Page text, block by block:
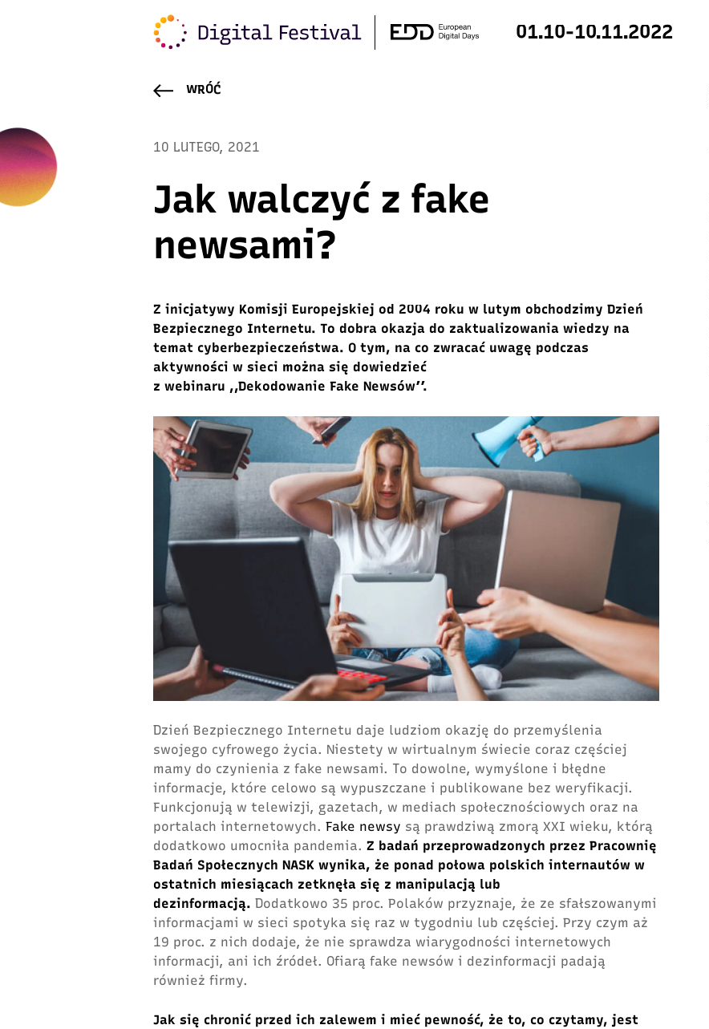
01.10-10.11.2022
WRÓĆ
10 LUTEGO, 2021
Jak walczyć z fake
newsami?
Z inicjatywy Komisji Europejskiej od 2004 roku w lutym obchodzimy Dzień
Bezpiecznego Internetu. To dobra okazja do zaktualizowania wiedzy na
temat cyberbezpieczeństwa. O tym, na co zwracać uwagę podczas
aktywności w sieci można się dowiedzieć
z webinaru ,,Dekodowanie Fake Newsów’’.
Dzień Bezpiecznego Internetu daje ludziom okazję do przemyślenia
swojego cyfrowego życia. Niestety w wirtualnym świecie coraz częściej
mamy do czynienia z fake newsami. To dowolne, wymyślone i błędne
informacje, które celowo są wypuszczane i publikowane bez weryfikacji.
Funkcjonują w telewizji, gazetach, w mediach społecznościowych oraz na
portalach internetowych. Fake newsy są prawdziwą zmorą XXI wieku, którą
dodatkowo umocniła pandemia. Z badań przeprowadzonych przez Pracownię
Badań Społecznych NASK wynika, że ponad połowa polskich internautów w
ostatnich miesiącach zetknęła się z manipulacją lub
dezinformacją. Dodatkowo 35 proc. Polaków przyznaje, że ze sfałszowanymi
informacjami w sieci spotyka się raz w tygodniu lub częściej. Przy czym aż
19 proc. z nich dodaje, że nie sprawdza wiarygodności internetowych
informacji, ani ich źródeł. Ofiarą fake newsów i dezinformacji padają
również firmy.
Jak się chronić przed ich zalewem i mieć pewność, że to, co czytamy, jest